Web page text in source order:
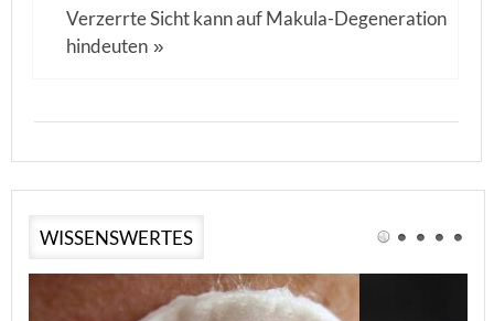
Verzerrte Sicht kann auf Makula-Degeneration
hindeuten »
WISSENSWERTES